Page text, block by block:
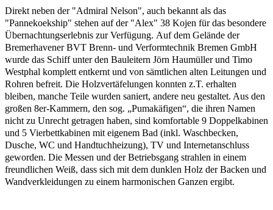
Direkt neben der "Admiral Nelson", auch bekannt als das
"Pannekoekship" stehen auf der "Alex" 38 Kojen für das besondere
Übernachtungserlebnis zur Verfügung. Auf dem Gelände der
Bremerhavener BVT Brenn- und Verformtechnik Bremen GmbH
wurde das Schiff unter den Bauleitern Jörn Haumüller und Timo
Westphal komplett entkernt und von sämtlichen alten Leitungen und
Rohren befreit. Die Holzvertäfelungen konnten z.T. erhalten
bleiben, manche Teile wurden saniert, andere neu gestaltet. Aus den
großen 8er-Kammern, den sog. „Pumakäfigen“, die ihren Namen
nicht zu Unrecht getragen haben, sind komfortable 9 Doppelkabinen
und 5 Vierbettkabinen mit eigenem Bad (inkl. Waschbecken,
Dusche, WC und Handtuchheizung), TV und Internetanschluss
geworden. Die Messen und der Betriebsgang strahlen in einem
freundlichen Weiß, dass sich mit dem dunklen Holz der Backen und
Wandverkleidungen zu einem harmonischen Ganzen ergibt.